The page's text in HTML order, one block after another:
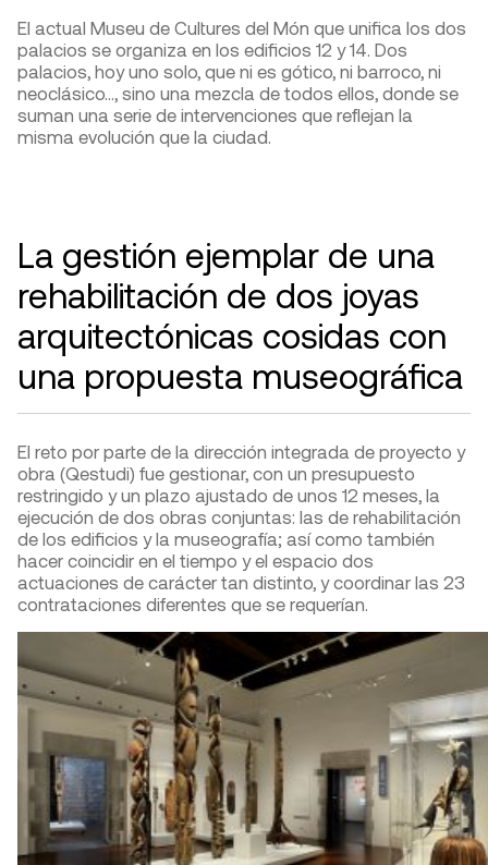
El actual Museu de Cultures del Món que unifica los dos
palacios se organiza en los edificios 12 y 14. Dos
palacios, hoy uno solo, que ni es gótico, ni barroco, ni
neoclásico…, sino una mezcla de todos ellos, donde se
suman una serie de intervenciones que reflejan la
misma evolución que la ciudad.
La gestión ejemplar de una
rehabilitación de dos joyas
arquitectónicas cosidas con
una propuesta museográfica
El reto por parte de la dirección integrada de proyecto y
obra (Qestudi) fue gestionar, con un presupuesto
restringido y un plazo ajustado de unos 12 meses, la
ejecución de dos obras conjuntas: las de rehabilitación
de los edificios y la museografía; así como también
hacer coincidir en el tiempo y el espacio dos
actuaciones de carácter tan distinto, y coordinar las 23
contrataciones diferentes que se requerían.